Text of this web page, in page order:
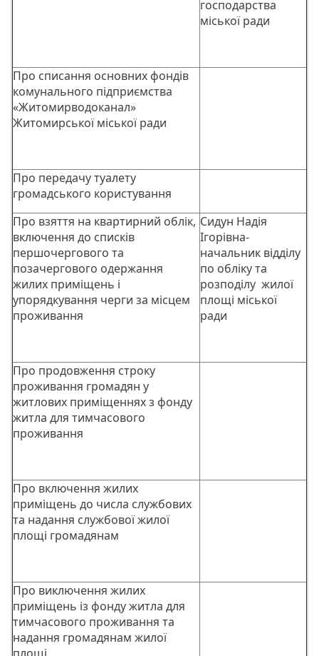
господарства
міської ради
Про списання основних фондів
комунального підприємства
«Житомирводоканал»
Житомирської міської ради
Про передачу туалету
громадського користування
Про взяття на квартирний облік,
включення до списків
першочергового та
позачергового одержання
жилих приміщень і
упорядкування черги за місцем
проживання
Сидун Надія
Ігорівна-
начальник відділу
по обліку та
розподілу жилої
площі міської
ради
Про продовження строку
проживання громадян у
житлових приміщеннях з фонду
житла для тимчасового
проживання
Про включення жилих
приміщень до числа службових
та надання службової жилої
площі громадянам
Про виключення жилих
приміщень із фонду житла для
тимчасового проживання та
надання громадянам жилої